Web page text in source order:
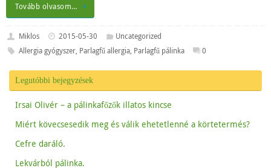
Tovább olvasom…
Miklos 2015-05-30
Uncategorized
Allergia gyógyszer, Parlagfű allergia, Parlagfű pálinka 0
Legutóbbi bejegyzések
Irsai Olivér – a pálinkafőzők illatos kincse
Miért kövecsesedik meg és válik ehetetlenné a körtetermés?
Cefre daráló.
Lekvárból pálinka.